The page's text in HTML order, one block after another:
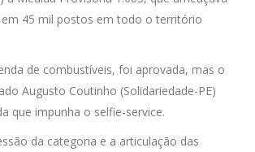
45 mil postos em todo o território
de combustíveis, foi aprovada, mas o
Augusto Coutinho (Solidariedade-PE)
que impunha o selfie-service.
da categoria e a articulação das